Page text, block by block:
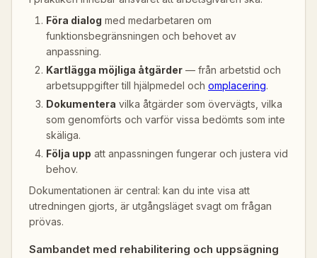
Föra dialog med medarbetaren om
funktionsbegränsningen och behovet av
anpassning.
Kartlägga möjliga åtgärder — från arbetstid och
arbetsuppgifter till hjälpmedel och omplacering.
Dokumentera vilka åtgärder som övervägts, vilka
som genomförts och varför vissa bedömts som inte
skäliga.
Följa upp att anpassningen fungerar och justera vid
behov.
Dokumentationen är central: kan du inte visa att
utredningen gjorts, är utgångsläget svagt om frågan
prövas.
Sambandet med rehabilitering och uppsägning